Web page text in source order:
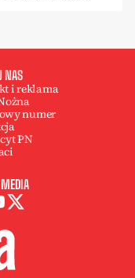
NAS
i reklama
numer
PN